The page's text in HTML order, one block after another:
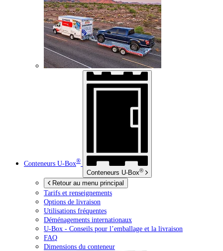
Conteneurs U-Box®
Conteneurs U-Box®
Retour au menu principal
Tarifs et renseignements
Options de livraison
Utilisations fréquentes
Déménagements internationaux
U-Box - Conseils pour l’emballage et la livraison
FAQ
Dimensions du conteneur